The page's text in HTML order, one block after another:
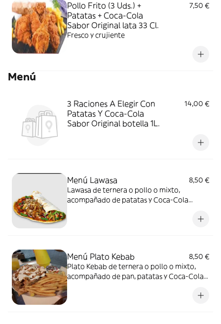
Pollo Frito (3 Uds.) +
Patatas + Coca-Cola
Sabor Original lata 33 Cl.
7,50 €
Fresco y crujiente
Menú
3 Raciones A Elegir Con
Patatas Y Coca-Cola
Sabor Original botella 1L.
14,00 €
Menú Lawasa
8,50 €
Lawasa de ternera o pollo o mixto,
acompañado de patatas y Coca-Cola
Menú Plato Kebab
8,50 €
Plato Kebab de ternera o pollo o mixto,
acompañado de pan, patatas y Coca-Cola